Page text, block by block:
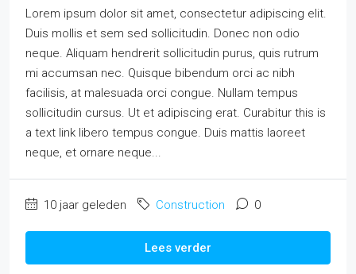
Lorem ipsum dolor sit amet, consectetur adipiscing elit.
Duis mollis et sem sed sollicitudin. Donec non odio
neque. Aliquam hendrerit sollicitudin purus, quis rutrum
mi accumsan nec. Quisque bibendum orci ac nibh
facilisis, at malesuada orci congue. Nullam tempus
sollicitudin cursus. Ut et adipiscing erat. Curabitur this is
a text link libero tempus congue. Duis mattis laoreet
neque, et ornare neque...
10 jaar geleden Construction 0
Lees verder